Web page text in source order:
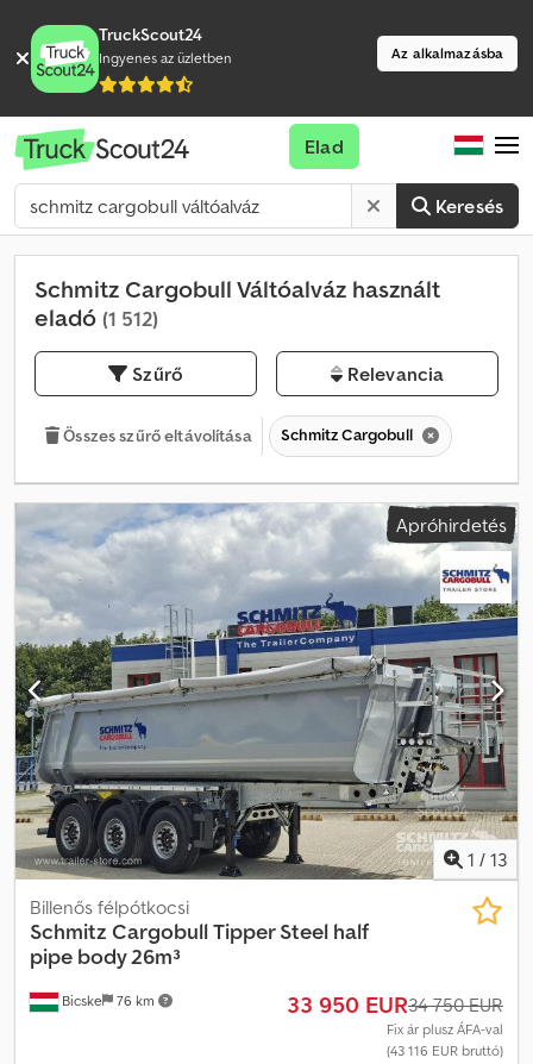
TruckScout24
Ingyenes az üzletben Az alkalmazásba
Keresés
Elad
Schmitz Cargobull Váltóalváz használt
eladó (1 512)
Szűrő Relevancia
Összes szűrő eltávolítása Schmitz Cargobull
Apróhirdetés
1 / 13
Bicske 76 km
Billenős félpótkocsi
Schmitz CargobullTipper Steel half
pipe body 26m³
33 950 EUR34 750 EUR
Fix ár plusz ÁFA-val
(43 116 EUR bruttó)